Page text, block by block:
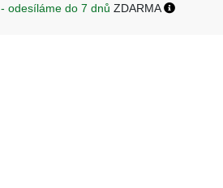
- odesíláme do 7 dnůZDARMA